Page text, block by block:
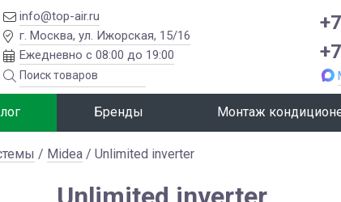
info@top-air.ru
г. Москва, ул. Ижорская, 15/16
Ежедневно с 08:00 до 19:00
Бренды Монтаж
/ Midea / Unlimited inverter